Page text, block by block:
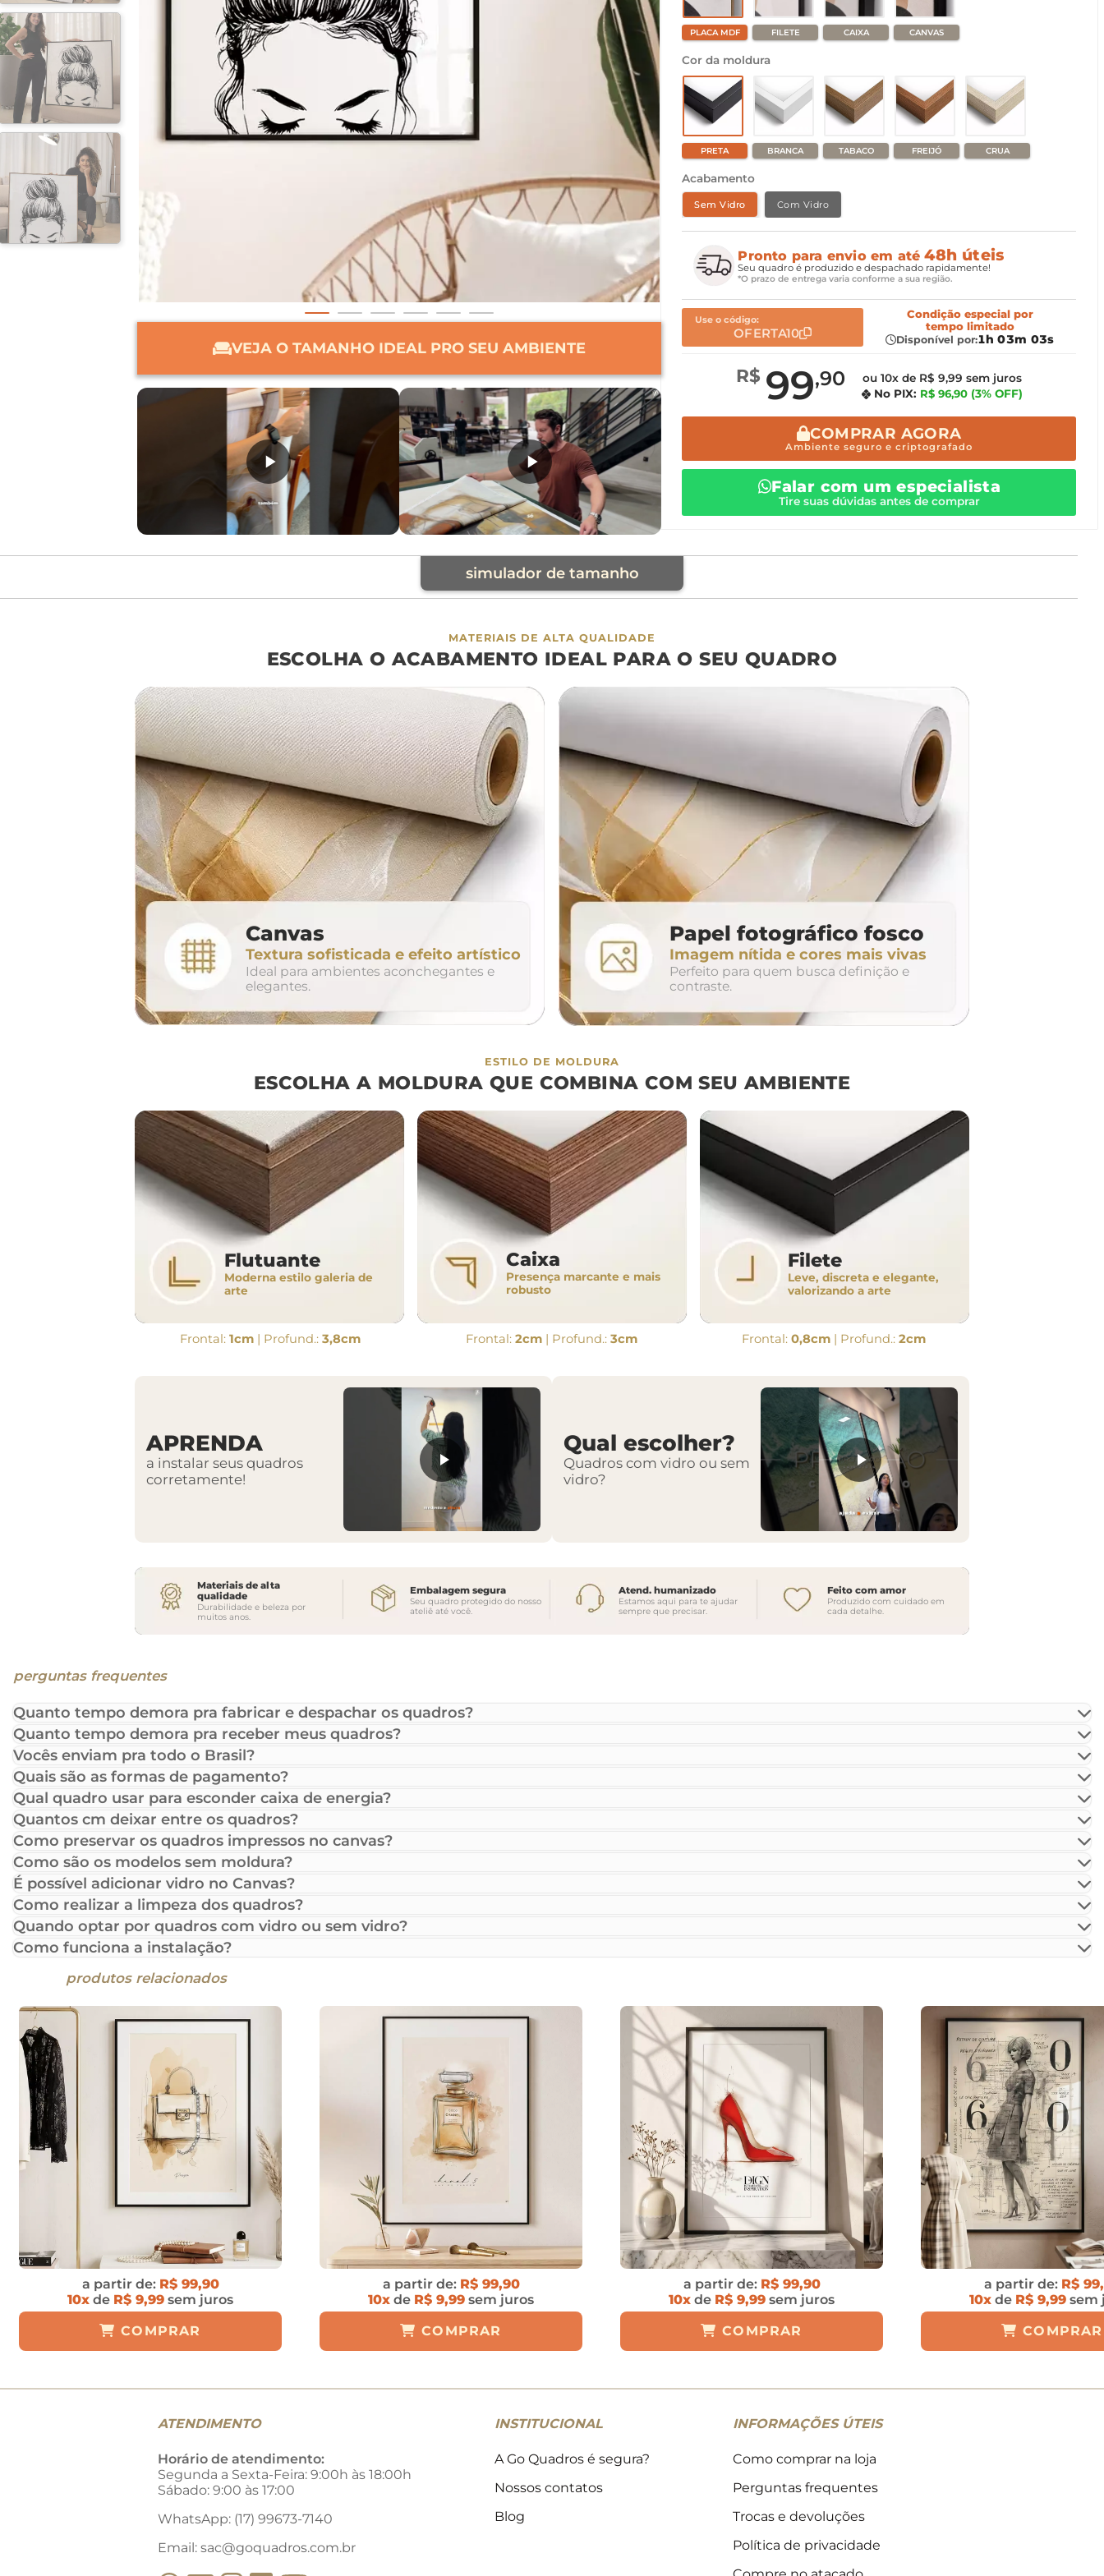
VEJA O TAMANHO IDEAL PRO SEU AMBIENTE
PLACA MDF FILETE CAIXA CANVAS
Cor da moldura
PRETA BRANCA TABACO FREIJÓ CRUA
Acabamento
Sem Vidro Com Vidro
Pronto para envio em até48h úteis
Seu quadro é produzido e despachado rapidamente!
*O prazo de entrega varia conforme a sua região.
Use o código:
OFERTA10
Condição especialpor
tempo limitado
Disponível por:1h 03m 02s
R$ 99,90
ou 10x de R$ 9,99 sem juros
No PIX: R$ 96,90 (3% OFF)
COMPRAR AGORA
Ambiente seguro e criptografado
Falar com um especialista
Tire suas dúvidas antes de comprar
simulador de tamanho
largura aproximada
160cm 200cm 240cm
280cm 320cm
conjunto
avulso duo trio
o tamanho ideal para o seu ambiente é
dúvidas? Fale com nossa
equipe de atendimento!
MATERIAIS DE ALTA QUALIDADE
ESCOLHA O ACABAMENTO IDEAL PARA O SEU QUADRO
Canvas
Textura sofisticada e efeito artístico
Ideal para ambientes aconchegantes e
elegantes.
Papel fotográfico fosco
Imagem nítida e cores mais vivas
Perfeito para quem busca definição e
contraste.
ESTILO DE MOLDURA
ESCOLHA A MOLDURA QUE COMBINA COM SEU AMBIENTE
Flutuante
Moderna estilo galeria de
arte
Frontal: 1cm| Profund.: 3,8cm
Caixa
Presença marcante e mais
robusto
Frontal:2cm | Profund.:3cm
Filete
Leve, discreta e elegante,
valorizando a arte
Frontal:0,8cm | Profund.:2cm
APRENDA
a instalar seus quadros
corretamente!
Qual escolher?
Quadros com vidro ou sem
vidro?
Materiais de alta
qualidade
Durabilidade e beleza por
muitos anos.
Embalagem segura
Seu quadro protegido do nosso
ateliê até você.
Atend. humanizado
Estamos aqui para te ajudar
sempre que precisar.
Feito com amor
Produzido com cuidado em
cada detalhe.
perguntas frequentes
Quanto tempo demora pra fabricar e despachar os quadros?
Quanto tempo demora pra receber meus quadros?
Vocês enviam pra todo o Brasil?
Quais são as formas de pagamento?
Qual quadro usar para esconder caixa de energia?
Quantos cm deixar entre os quadros?
Como preservar os quadros impressos no canvas?
Como são os modelos sem moldura?
É possível adicionar vidro no Canvas?
Como realizar a limpeza dos quadros?
Quando optar por quadros com vidro ou sem vidro?
Como funciona a instalação?
produtos relacionados
a partir de: R$ 99,90
10x de R$ 9,99 sem juros
COMPRAR
a partir de: R$ 99,90
10x de R$ 9,99 sem juros
COMPRAR
a partir de: R$ 99,90
10x de R$ 9,99 sem juros
COMPRAR
a partir de: R$
10x de R$ 9,99 sem
COMPRAR
ATENDIMENTO
Horário de atendimento:
Segunda a Sexta-Feira: 9:00h às 18:00h
Sábado: 9:00 às 17:00
WhatsApp: (17) 99673-7140
Email: sac@goquadros.com.br
INSTITUCIONAL
A Go Quadros é segura?
Nossos contatos
Blog
INFORMAÇÕES ÚTEIS
Como comprar na loja
Perguntas frequentes
Trocas e devoluções
Política de privacidade